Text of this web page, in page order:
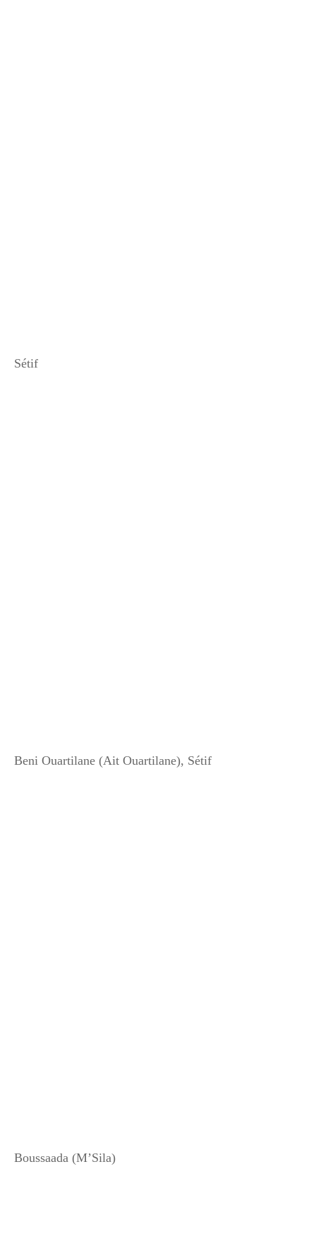
Sétif
Beni Ouartilane (Ait Ouartilane), Sétif
Boussaada (M’Sila)